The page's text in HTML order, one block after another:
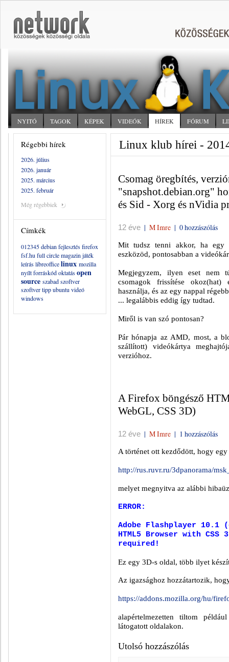
NYITÓ TAGOK KÉPEK VIDEÓK HÍREK FÓRUM
Régebbi hírek
2026. július
2026. január
2025. március
2025. február
Még régebbiek
Címkék
012345debian fejlesztésfirefox
fsf.hu full circle magazin játék
leíráslibreofficelinux mozilla
nyílt forráskódoktatásopen
source szabad szoftver
szoftvertippubuntu videó
windows
Linux klub hírei -
Csomag öregbítés,
"snapshot.debian.org"
és Sid - Xorg és nVidia
12 éve | M Imre | 0 hozzászólás
Mit tudsz tenni akkor, ha egy
eszközöd, pontosabban a
Megjegyzem, ilyen eset nem
csomagok frissítése okoz(hat)
használja, és az egy nappal
... legalábbis eddig így tudtad.
Miről is van szó pontosan?
Pár hónapja az AMD, most, a
szállított) videókártya
verzióhoz.
A Firefox böngésző
WebGL, CSS 3D)
12 éve | M Imre | 1 hozzászólás
A történet ott kezdődött, hogy
http://rus.ruvr.ru/3dpanorama/
melyet megnyitva az alábbi
ERROR:
Adobe Flashplayer
HTML5 Browser with CSS
required!
Ez egy 3D-s oldal, több ilyet
Az igazsághoz hozzátartozik,
https://addons.mozilla.org/hu/
alapértelmezetten tiltom
látogatott oldalakon.
Utolsó hozzászólás